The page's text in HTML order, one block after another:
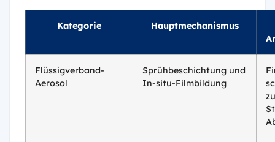
Kategorie
Hauptmechanismus
Flüssigverband-
Aerosol
Sprühbeschichtung und
In-situ-Filmbildung